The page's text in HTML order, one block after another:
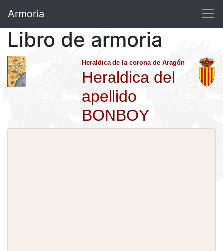
Armoria
Libro de armoria
Heraldica de la corona de Aragón
Heraldica del
apellido
BONBOY